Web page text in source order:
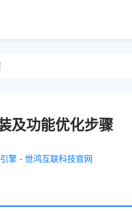
及功能优化步骤
擎 - 世鸿互联科技官网